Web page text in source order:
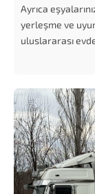
Ayrıca
yerleşme ve
uluslararası